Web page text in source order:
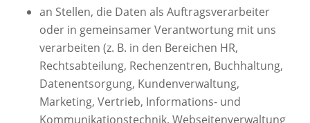
an Stellen, die Daten als Auftragsverarbeiter
oder in gemeinsamer Verantwortung mit uns
verarbeiten (z. B. in den Bereichen HR,
Rechtsabteilung, Rechenzentren, Buchhaltung,
Datenentsorgung, Kundenverwaltung,
Marketing, Vertrieb, Informations- und
Kommunikationstechnik, Webseitenverwaltung